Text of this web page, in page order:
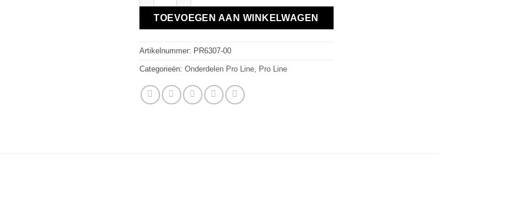
TOEVOEGEN AAN WINKELWAGEN
Artikelnummer: PR6307-00
Categorieën: Onderdelen Pro Line Pro Line